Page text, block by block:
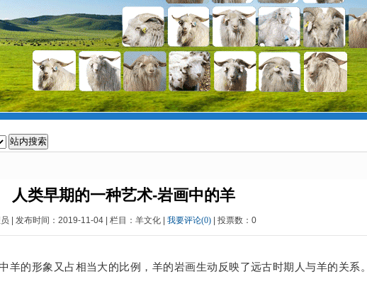
人类早期的一种艺术-岩画中的羊
| 发布时间：2019-11-04 | 栏目：羊文化 | 我要评论(0) | 投票数：0
的形象又占相当大的比例，羊的岩画生动反映了远古时期人与羊的关系。